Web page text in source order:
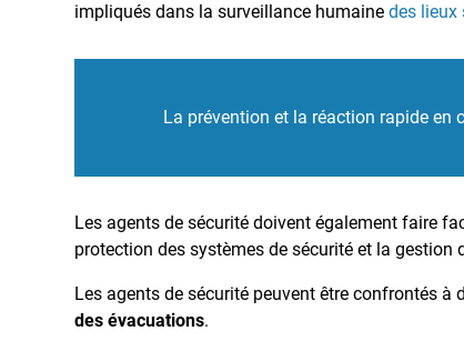
impliqués dans la surveillance humainedes lieux
La prévention et la réaction rapide en
Les agents de sécurité doivent également faire
protection des systèmes de sécurité et la
Les agents de sécurité peuvent être confrontés à
des évacuations.